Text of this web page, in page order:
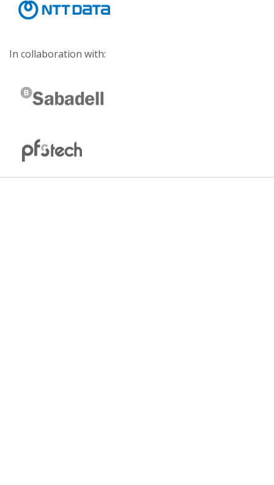
In collaboration with: